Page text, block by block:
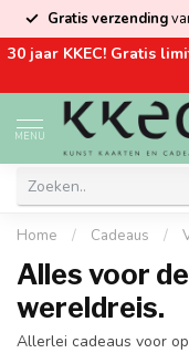
Gratis verzending
30 jaar KKEC! Gratis
MENU
Home / Cadeaus /
Alles voor
wereldreis.
Allerlei cadeaus voor